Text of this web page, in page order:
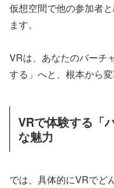
仮想空間で他の参加者
ます。
VRは、あなたのバーチ
する」へと、根本から
VRで体験する「
な魅力
では、具体的にVRでど